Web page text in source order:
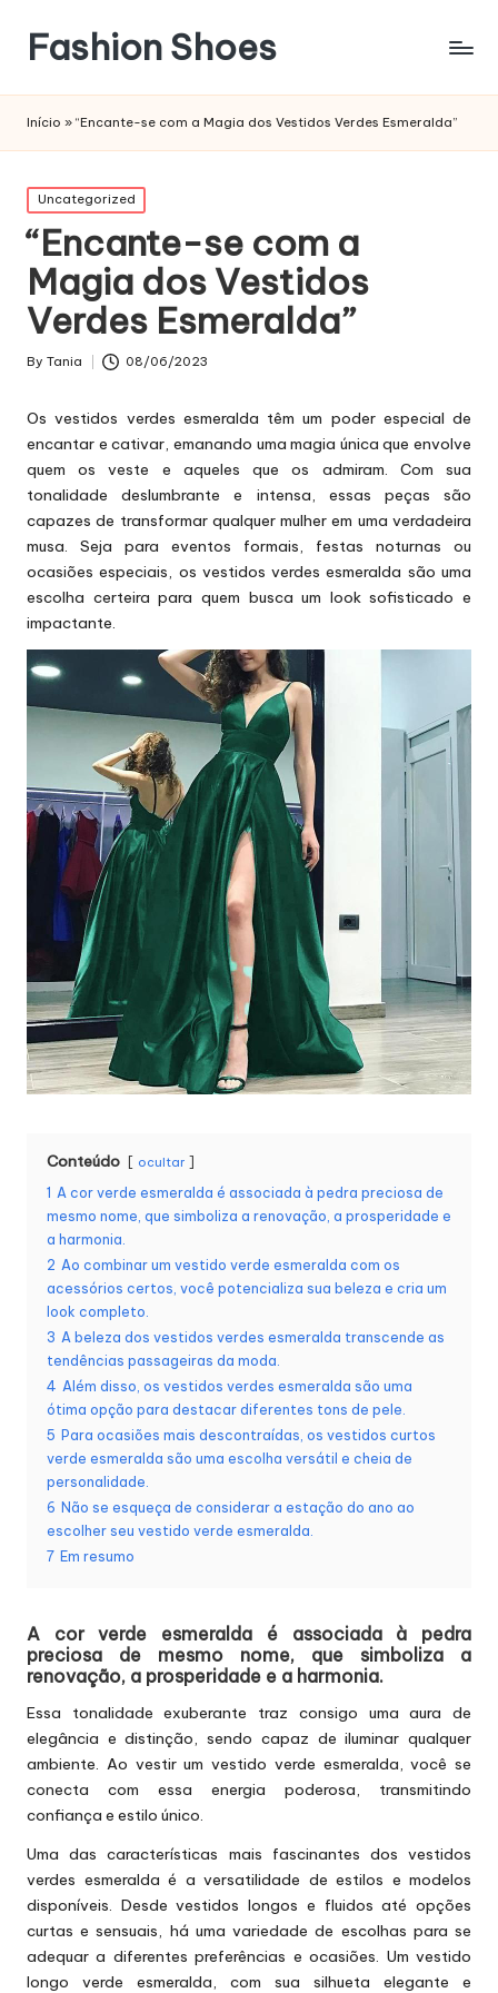
Fashion Shoes
Início » “Encante-se com a Magia dos Vestidos Verdes Esmeralda”
Posted
in
Uncategorized
“Encante-se com a
Magia dos Vestidos
Verdes Esmeralda”
Posted
By Tania 08/06/2023
Os vestidos verdes esmeralda têm um poder especial de
encantar e cativar, emanando uma magia única que envolve
quem os veste e aqueles que os admiram. Com sua
tonalidade deslumbrante e intensa, essas peças são
capazes de transformar qualquer mulher em uma verdadeira
musa. Seja para eventos formais, festas noturnas ou
ocasiões especiais, os vestidos verdes esmeralda são uma
escolha certeira para quem busca um look sofisticado e
impactante.
Conteúdo ocultar
1 A cor verde esmeralda é associada à pedra preciosa de
mesmo nome, que simboliza a renovação, a prosperidade e
a harmonia.
2 Ao combinar um vestido verde esmeralda com os
acessórios certos, você potencializa sua beleza e cria um
look completo.
3 A beleza dos vestidos verdes esmeralda transcende as
tendências passageiras da moda.
4 Além disso, os vestidos verdes esmeralda são uma
ótima opção para destacar diferentes tons de pele.
5 Para ocasiões mais descontraídas, os vestidos curtos
verde esmeralda são uma escolha versátil e cheia de
personalidade.
6 Não se esqueça de considerar a estação do ano ao
escolher seu vestido verde esmeralda.
7 Em resumo
A cor verde esmeralda é associada à pedra
preciosa de mesmo nome, que simboliza a
renovação, a prosperidade e a harmonia.
Essa tonalidade exuberante traz consigo uma aura de
elegância e distinção, sendo capaz de iluminar qualquer
ambiente. Ao vestir um vestido verde esmeralda, você se
conecta com essa energia poderosa, transmitindo
confiança e estilo único.
Uma das características mais fascinantes dos vestidos
verdes esmeralda é a versatilidade de estilos e modelos
disponíveis. Desde vestidos longos e fluidos até opções
curtas e sensuais, há uma variedade de escolhas para se
adequar a diferentes preferências e ocasiões. Um vestido
longo verde esmeralda, com sua silhueta elegante e